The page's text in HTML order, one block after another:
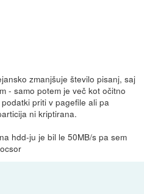
zmanjšuje število pisanj, saj
- samo potem je več kot očitno
priti v pagefile ali pa
ni kriptirana.
hdd-ju je bil le 50MB/s pa sem